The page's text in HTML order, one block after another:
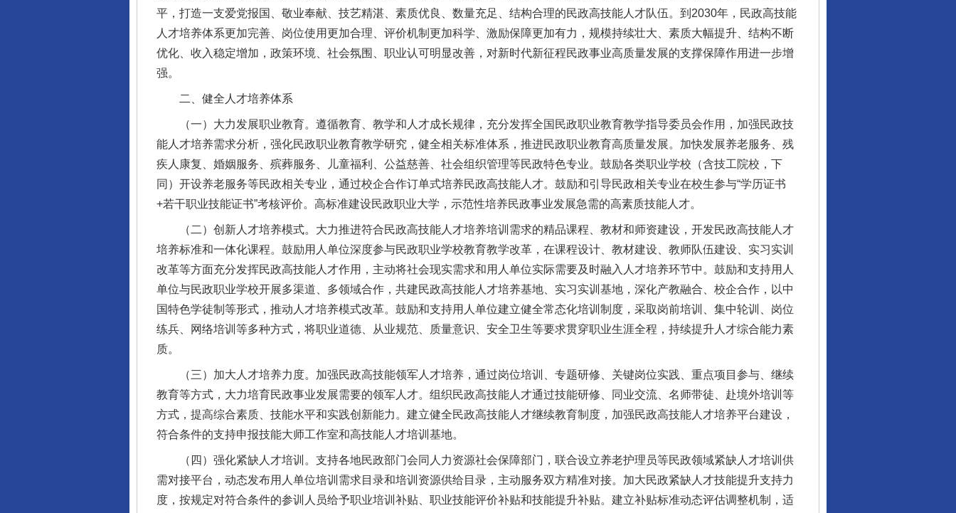
平，打造一支爱党报国、敬业奉献、技艺精湛、素质优良、数量充足、结构合理的民政高技能人才队伍。到2030年，民政高技能
人才培养体系更加完善、岗位使用更加合理、评价机制更加科学、激励保障更加有力，规模持续壮大、素质大幅提升、结构不断
优化、收入稳定增加，政策环境、社会氛围、职业认可明显改善，对新时代新征程民政事业高质量发展的支撑保障作用进一步增
强。
二、健全人才培养体系
（一）大力发展职业教育。遵循教育、教学和人才成长规律，充分发挥全国民政职业教育教学指导委员会作用，加强民政技
能人才培养需求分析，强化民政职业教育教学研究，健全相关标准体系，推进民政职业教育高质量发展。加快发展养老服务、残
疾人康复、婚姻服务、殡葬服务、儿童福利、公益慈善、社会组织管理等民政特色专业。鼓励各类职业学校（含技工院校，下
同）开设养老服务等民政相关专业，通过校企合作订单式培养民政高技能人才。鼓励和引导民政相关专业在校生参与“学历证书
+若干职业技能证书”考核评价。高标准建设民政职业大学，示范性培养民政事业发展急需的高素质技能人才。
（二）创新人才培养模式。大力推进符合民政高技能人才培养培训需求的精品课程、教材和师资建设，开发民政高技能人才
培养标准和一体化课程。鼓励用人单位深度参与民政职业学校教育教学改革，在课程设计、教材建设、教师队伍建设、实习实训
改革等方面充分发挥民政高技能人才作用，主动将社会现实需求和用人单位实际需要及时融入人才培养环节中。鼓励和支持用人
单位与民政职业学校开展多渠道、多领域合作，共建民政高技能人才培养基地、实习实训基地，深化产教融合、校企合作，以中
国特色学徒制等形式，推动人才培养模式改革。鼓励和支持用人单位建立健全常态化培训制度，采取岗前培训、集中轮训、岗位
练兵、网络培训等多种方式，将职业道德、从业规范、质量意识、安全卫生等要求贯穿职业生涯全程，持续提升人才综合能力素
质。
（三）加大人才培养力度。加强民政高技能领军人才培养，通过岗位培训、专题研修、关键岗位实践、重点项目参与、继续
教育等方式，大力培育民政事业发展需要的领军人才。组织民政高技能人才通过技能研修、同业交流、名师带徒、赴境外培训等
方式，提高综合素质、技能水平和实践创新能力。建立健全民政高技能人才继续教育制度，加强民政高技能人才培养平台建设，
符合条件的支持申报技能大师工作室和高技能人才培训基地。
（四）强化紧缺人才培训。支持各地民政部门会同人力资源社会保障部门，联合设立养老护理员等民政领域紧缺人才培训供
需对接平台，动态发布用人单位培训需求目录和培训资源供给目录，主动服务双方精准对接。加大民政紧缺人才技能提升支持力
度，按规定对符合条件的参训人员给予职业培训补贴、职业技能评价补贴和技能提升补贴。建立补贴标准动态评估调整机制，适